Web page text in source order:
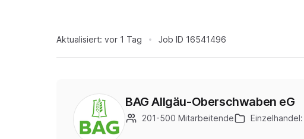
Aktualisiert: vor 1 Tag Job ID 16541496
BAG Allgäu-Oberschwaben eG
201-500 Mitarbeitende